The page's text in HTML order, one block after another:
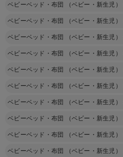
ベビーベッド・布団 （ベビー・新生児）
ベビーベッド・布団 （ベビー・新生児）
ベビーベッド・布団 （ベビー・新生児）
ベビーベッド・布団 （ベビー・新生児）
ベビーベッド・布団 （ベビー・新生児）
ベビーベッド・布団 （ベビー・新生児）
ベビーベッド・布団 （ベビー・新生児）
ベビーベッド・布団 （ベビー・新生児）
ベビーベッド・布団 （ベビー・新生児）
ベビーベッド・布団 （ベビー・新生児）